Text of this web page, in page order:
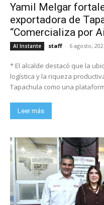
Yamil Melgar
exportadora de
“Comercializa por
Al Instante staff - 6 agosto,
* El alcalde destacó que la
logística y la riqueza
Tapachula como una
Leer más